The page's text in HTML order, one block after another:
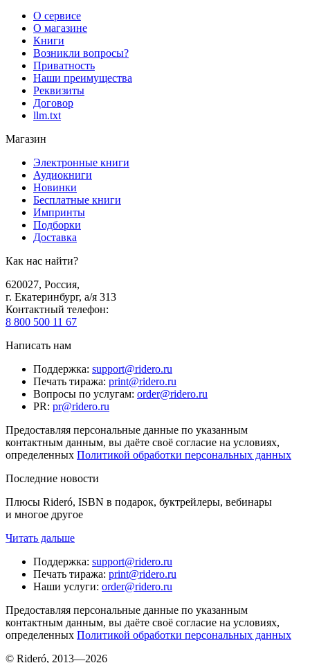
О сервисе
О магазине
Книги
Возникли вопросы?
Приватность
Наши преимущества
Реквизиты
Договор
llm.txt
Магазин
Электронные книги
Аудиокниги
Новинки
Бесплатные книги
Импринты
Подборки
Доставка
Как нас найти?
620027, Россия,
г. Екатеринбург, а/я 313
Контактный телефон:
8 800 500 11 67
Написать нам
Поддержка: support@ridero.ru
Печать тиража: print@ridero.ru
Вопросы по услугам: order@ridero.ru
PR: pr@ridero.ru
Предоставляя персональные данные по указанным
контактным данным, вы даёте своё согласие на условиях,
определенных Политикой обработки персональных данных
Последние новости
Плюсы Rideró, ISBN в подарок, буктрейлеры, вебинары
и многое другое
Читать дальше
Поддержка: support@ridero.ru
Печать тиража: print@ridero.ru
Наши услуги: order@ridero.ru
Предоставляя персональные данные по указанным
контактным данным, вы даёте своё согласие на условиях,
определенных Политикой обработки персональных данных
© Rideró, 2013—2026